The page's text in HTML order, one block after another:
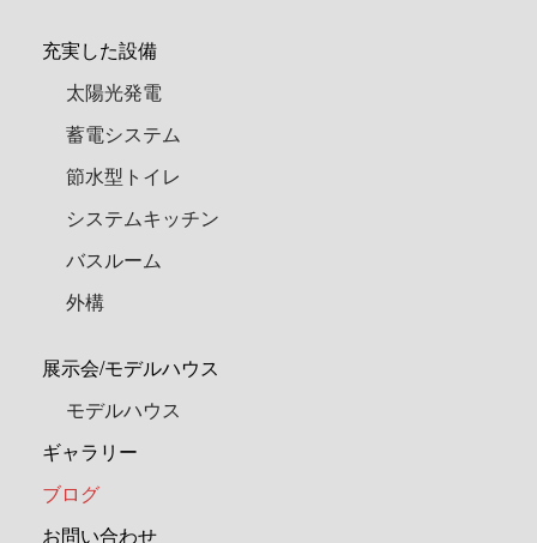
充実した設備
太陽光発電
蓄電システム
節水型トイレ
システムキッチン
バスルーム
外構
展示会/モデルハウス
モデルハウス
ギャラリー
ブログ
お問い合わせ